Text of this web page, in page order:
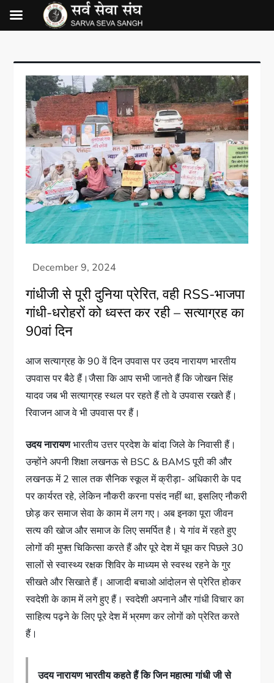
गांधीजी से पूरी दुनिया प्रेरित, वही RSS-भाजपा
गांधी-धरोहरों को ध्वस्त कर रही – सत्याग्रह का
90वां दिन
आज सत्याग्रह के 90 वें दिन उपवास पर उदय नारायण भारतीय
उपवास पर बैठे हैं।जैसा कि आप सभी जानते हैं कि जोखन सिंह
यादव जब भी सत्याग्रह स्थल पर रहते हैं तो वे उपवास रखते हैं।
रिवाजन आज वे भी उपवास पर हैं।
उदय नारायणभारतीय उत्तर प्रदेश के बांदा जिले के निवासी हैं।
उन्होंने अपनी शिक्षा लखनऊ से BSC & BAMS पूरी की और
लखनऊ में 2 साल तक सैनिक स्कूल में क्रीड़ा- अधिकारी के पद
पर कार्यरत रहे, लेकिन नौकरी करना पसंद नहीं था, इसलिए नौकरी
छोड़ कर समाज सेवा के काम में लग गए। अब इनका पूरा जीवन
सत्य की खोज और समाज के लिए समर्पित है। ये गांव में रहते हुए
लोगों की मुफ्त चिकित्सा करते हैं और पूरे देश में घूम कर पिछले 30
सालों से स्वास्थ्य रक्षक शिविर के माध्यम से स्वस्थ रहने के गुर
सीखते और सिखाते हैं। आजादी बचाओ आंदोलन से प्रेरित होकर
स्वदेशी के काम में लगे हुए हैं। स्वदेशी अपनाने और गांधी विचार का
साहित्य पढ़ने के लिए पूरे देश में भ्रमण कर लोगों को प्रेरित करते
हैं।
उदय नारायण भारतीय कहते हैं कि जिन महात्मा गांधी जी से